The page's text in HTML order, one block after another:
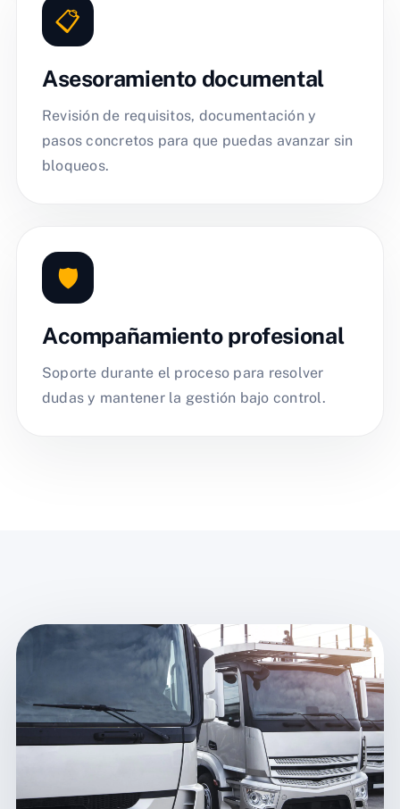
📋
Asesoramiento documental
Revisión de requisitos, documentación y
pasos concretos para que puedas avanzar sin
bloqueos.
🛡️
Acompañamiento profesional
Soporte durante el proceso para resolver
dudas y mantener la gestión bajo control.